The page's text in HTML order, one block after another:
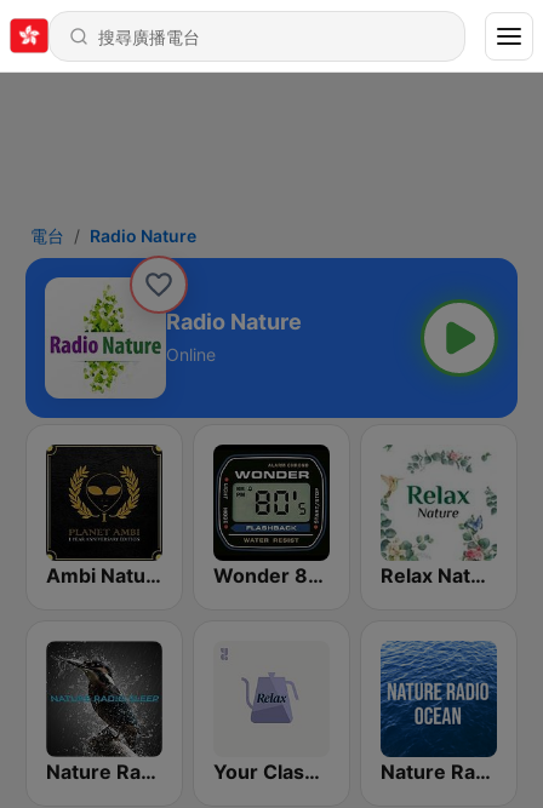
電台 Radio Nature
Radio Nature
Online
Ambi Nature Radio Wonder 80's Relax Nature
Nature Radio Sleep Your Classical Relax Nature Radio Ocean